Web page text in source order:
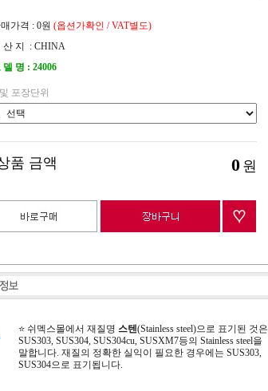
가격 : 0원 (옵션가확인 / VAT별도)
산 지 : CHINA
델 명 : 24006
포장단위
품 금액 0 원
⭐ 쉬멕스몰에서 재질명 스텐(Stainless steel)으로 표기된 것은
SUS303, SUS304, SUS304cu, SUSXM7등의 Stainless steel을
말합니다. 재질의 정확한 실익이 필요한 경우에는 SUS303,
SUS304으로 표기됩니다.